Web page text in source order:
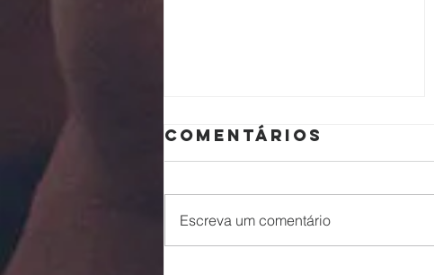
Pai
Comentários
Escreva um comentário